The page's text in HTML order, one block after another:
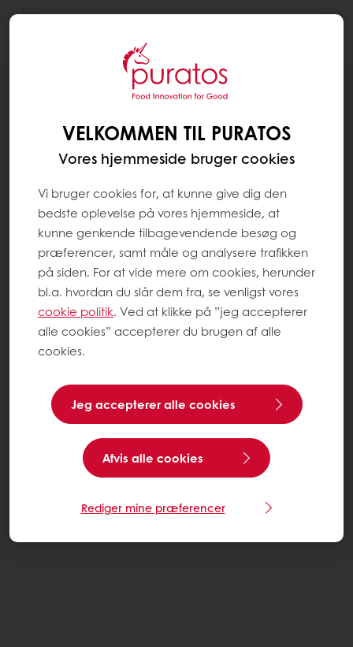
OPSKRIFTER
VELKOMMEN TIL PURATOS
Vores hjemmeside bruger cookies
Vi bruger cookies for, at kunne give dig den
bedste oplevelse på vores hjemmeside, at
kunne genkende tilbagevendende besøg og
præferencer, samt måle og analysere trafikken
på siden. For at vide mere om cookies, herunder
bl.a. hvordan du slår dem fra, se venligst vores
cookie politik. Ved at klikke på ”jeg accepterer
alle cookies” accepterer du brugen af alle
cookies.
Jeg accepterer alle cookies
Afvis alle cookies
Rediger mine præferencer